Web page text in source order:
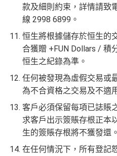
款及細則約束，詳情請致
線 2998 6899。
恒生將根據儲存於恒生的
合獲贈 +FUN Dollars / 積
恒生之紀錄為準。
任何被發現為虛假交易或
為不合資格之交易及不適
客戶必須保留每項已誌賬
求客戶出示簽賬存根正本
生的簽賬存根將不獲發還。
在任何情況下，所有登記